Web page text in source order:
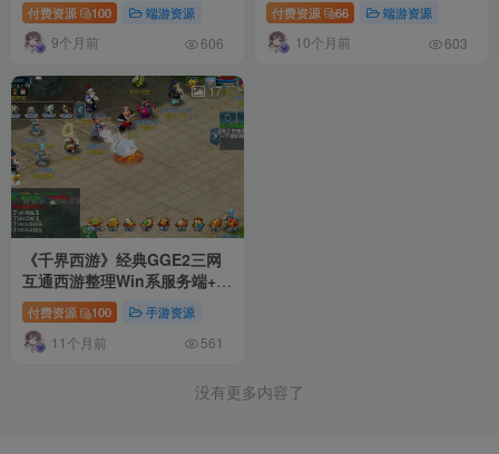
教程
付费资源 100 端游资源
9个月前 606
+内置GM工具+全套源码+详细
教程
付费资源 66 端游资源
10个月前 603
17
《千界西游》经典GGE2三网
互通西游整理Win系服务端+全
套源码+安卓苹果PC三端+攻略
合集+详细搭建教程
付费资源 100 手游资源
11个月前 561
没有更多内容了